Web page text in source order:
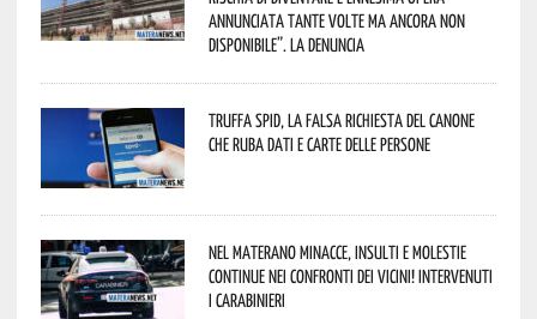
annunciata tante volte ma ancora non
disponibile”. La denuncia
Truffa Spid, la falsa richiesta del canone
che ruba dati e carte delle persone
Nel materano minacce, insulti e molestie
continue nei confronti dei vicini! Intervenuti
i Carabinieri